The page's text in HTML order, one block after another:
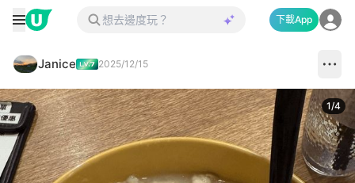
下載App
Janice 2025/12/15
1/4